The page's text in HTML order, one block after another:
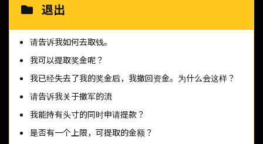
退出
请告诉我如何去取钱。
我可以提取奖金呢？
我已经失去了我的奖金后，我撤回资金。为什么会这样？
请告诉我关于撤军的流
我能持有头寸的同时申请提款？
是否有一个上限，可提取的金额？